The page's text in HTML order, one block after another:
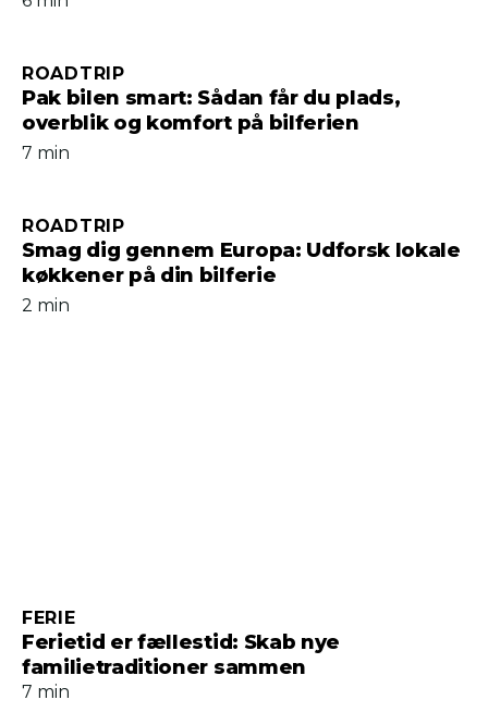
Pak bilen smart: Sådan får du plads,
overblik og komfort på bilferien
ROADTRIP
7 min
Smag dig gennem Europa: Udforsk lokale
køkkener på din bilferie
ROADTRIP
2 min
Ferietid er fællestid: Skab nye
familietraditioner sammen
FERIE
7 min